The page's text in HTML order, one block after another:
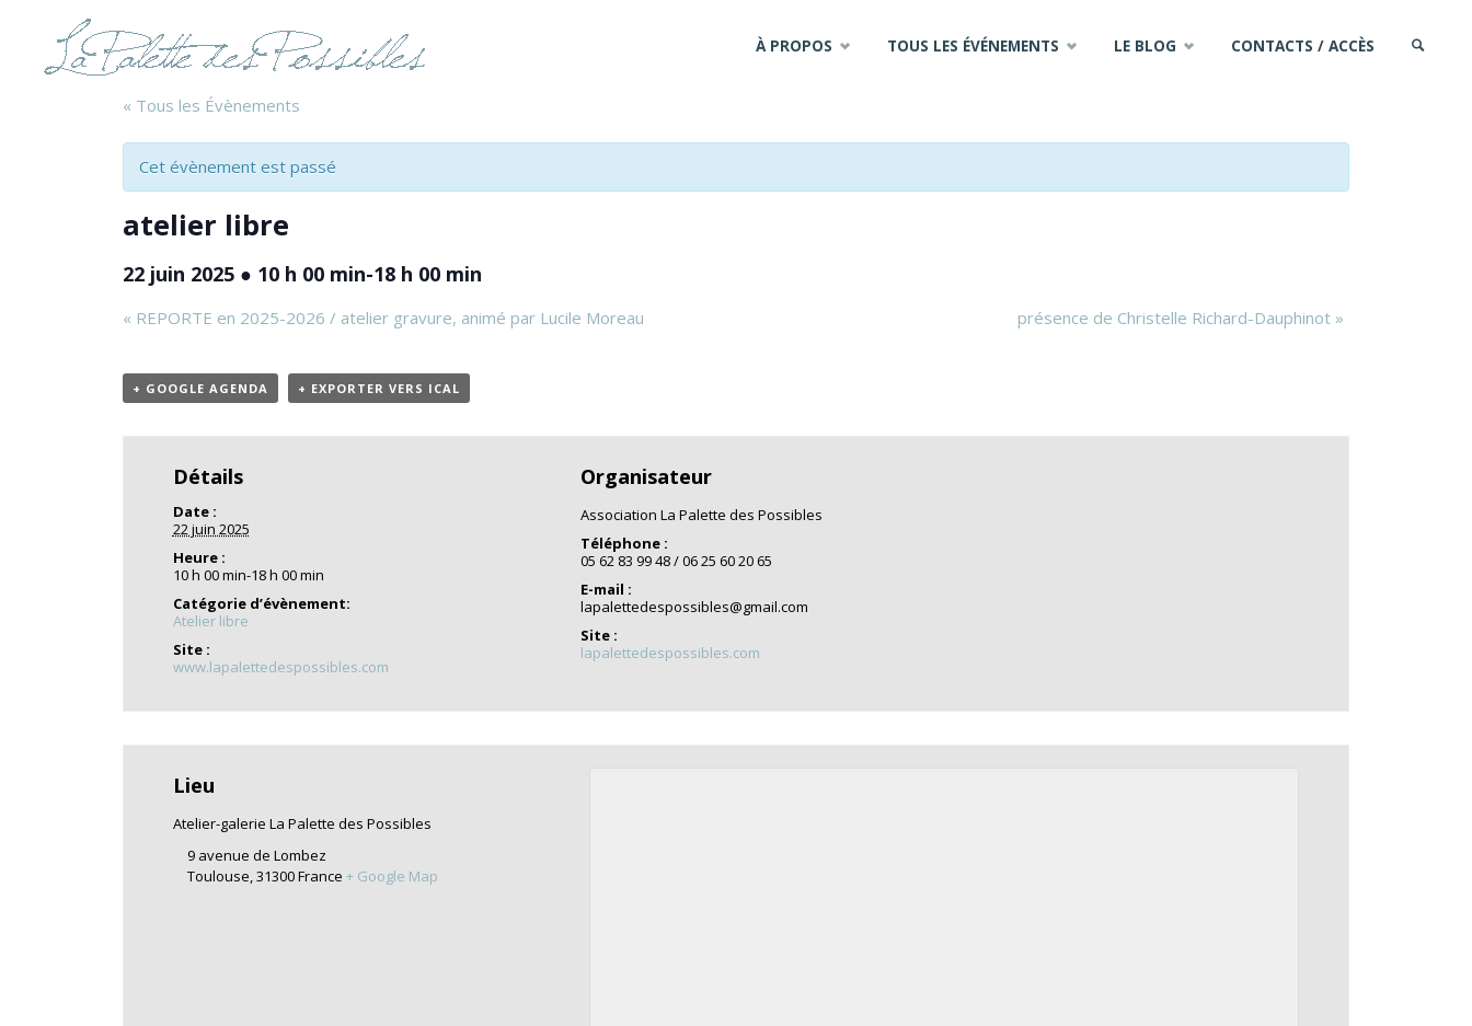
content
À PROPOS TOUS LES ÉVÉNEMENTS LE BLOG CONTACTS / ACCÈS
« Tous les Évènements
Cet évènement est passé
atelier libre
22 juin 2025 ● 10 h 00 min-18 h 00 min
« REPORTE en 2025-2026 / atelier gravure, animé par Lucile Moreau présence de Christelle Richard-Dauphinot »
+ GOOGLE AGENDA + EXPORTER VERS ICAL
Détails
Date :
22 juin 2025
Heure :
10 h 00 min-18 h 00 min
Catégorie d’évènement:
Atelier libre
Site :
www.lapalettedespossibles.com
Organisateur
Association La Palette des Possibles
Téléphone :
05 62 83 99 48 / 06 25 60 20 65
E-mail :
lapalettedespossibles@gmail.com
Site :
lapalettedespossibles.com
Lieu
Atelier-galerie La Palette des Possibles
9 avenue de Lombez
Toulouse,31300France + Google Map